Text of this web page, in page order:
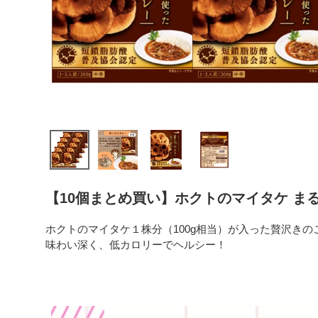
【10個まとめ買い】ホクトのマイタケ
ホクトのマイタケ１株分（100g相当）が入った贅沢きの
味わい深く、低カロリーでヘルシー！